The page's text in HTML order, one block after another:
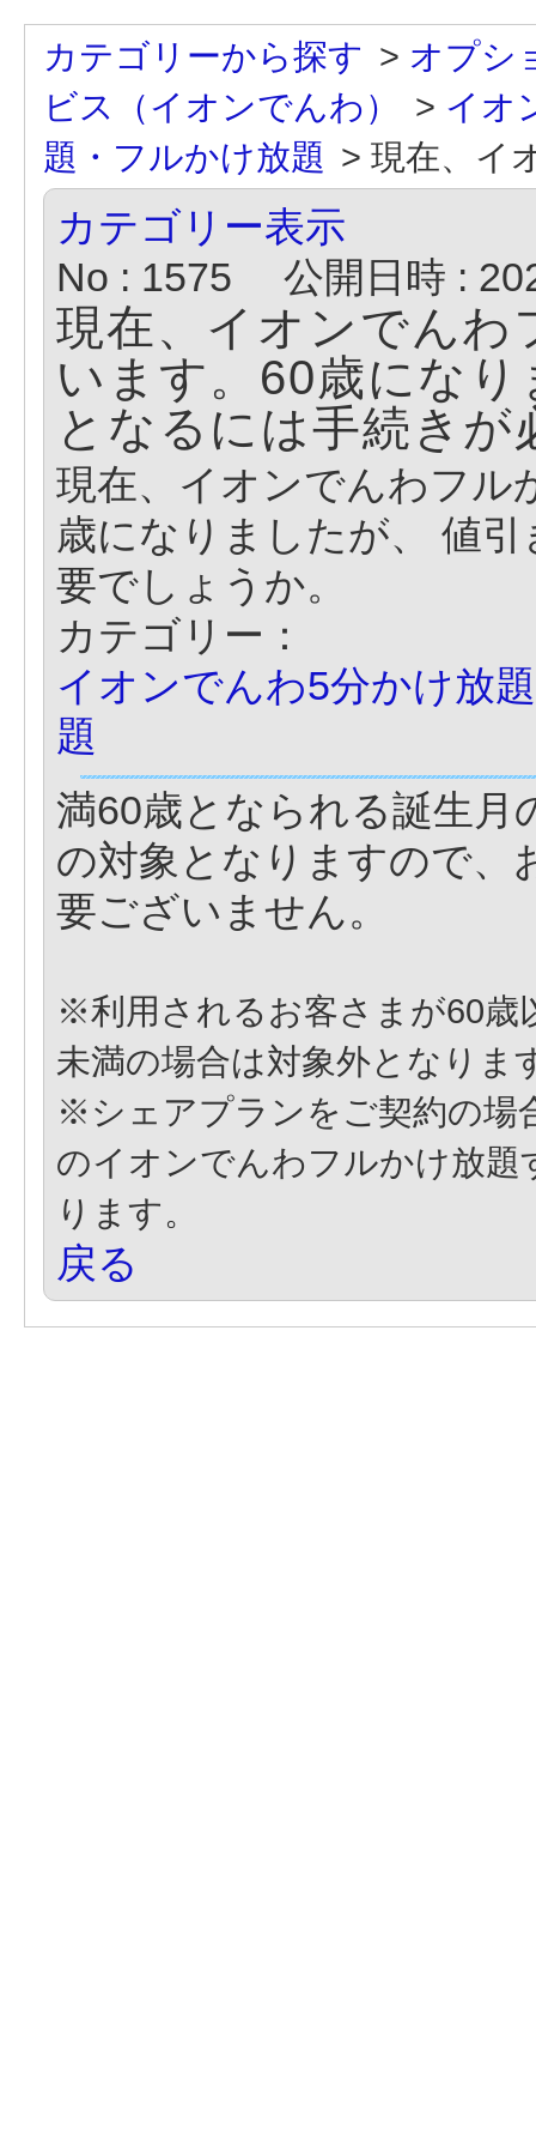
カテゴリーから探す > オプシ
ビス（イオンでんわ）
> イオ
題・フルかけ放題 > 現在、イ
カテゴリー表示
No : 1575
公開日時 :
現在、イオンでんわ
います。60歳にな
となるには手続き
現在、イオンでんわフル
歳になりましたが、 値
要でしょうか。
カテゴリー：
イオンでんわ5分かけ放
題
満60歳となられる誕生月
の対象となりますので、
要ございません。
※利用されるお客さまが60歳
未満の場合は対象外となりま
※シェアプランをご契約の場
のイオンでんわフルかけ放
ります。
戻る